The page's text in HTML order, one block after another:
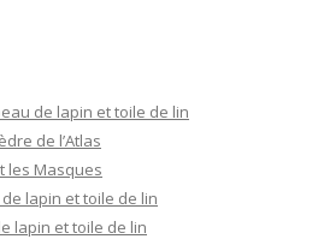
de lapin et toile de lin
de l’Atlas
les Masques
lapin et toile de lin
lapin et toile de lin